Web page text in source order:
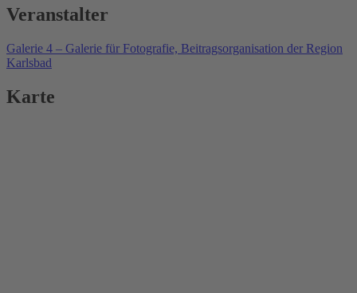
Veranstalter
Galerie 4 – Galerie für Fotografie, Beitragsorganisation der Region
Karlsbad
Karte